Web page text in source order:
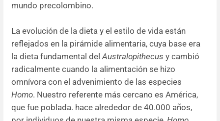
Noticias
mundo precolombino.
La evolución de la dieta y el estilo de vida están
reflejados en la pirámide alimentaria, cuya base era
la dieta fundamental delAustralopithecus y cambió
radicalmente cuando la alimentación se hizo
omnívora con el advenimiento de las especies
Homo. Nuestro referente más cercano es América,
que fue poblada. hace alrededor de 40.000 años,